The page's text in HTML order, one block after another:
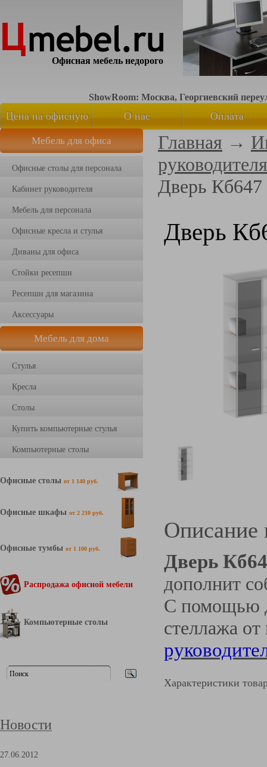
Офисная мебель недорого
ShowRoom: Москва, Георгиевский
Цена на офисную
мебель
О нас Оплата
Мебель для офиса
Офисные столы для персонала
Кабинет руководителя
Мебель для персонала
Офисные кресла и стулья
Диваны для офиса
Стойки ресепшн
Ресепшн для магазина
Аксессуары
Мебель для дома
Стулья
Кресла
Столы
Купить компьютерные стулья
Компьютерные столы
Офисные столы от 1 140 руб.
Офисные шкафы от 2 210 руб.
Офисные тумбы от 1 100 руб.
Распродажа офисной мебели
Компьютерные столы
Новости
27.06.2012
Главная →
Дверь Кб647
Дверь
Описание
Дверь
дополнит
С помощью
стеллажа
Характеристики